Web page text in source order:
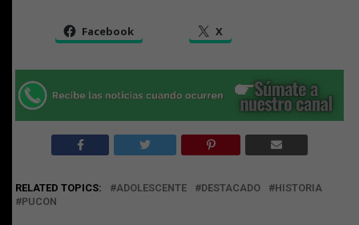
Facebook X
RELATED TOPICS: ADOLESCENTE DESTACADO
HISTORIA
PUCON